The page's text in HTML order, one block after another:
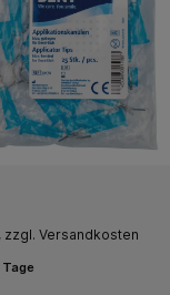
zzgl. Versandkosten